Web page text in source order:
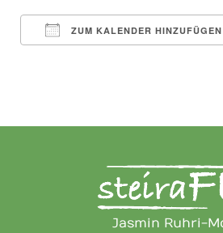
ZUM KALENDER HINZUFÜGEN
Jasmin Ruhri-